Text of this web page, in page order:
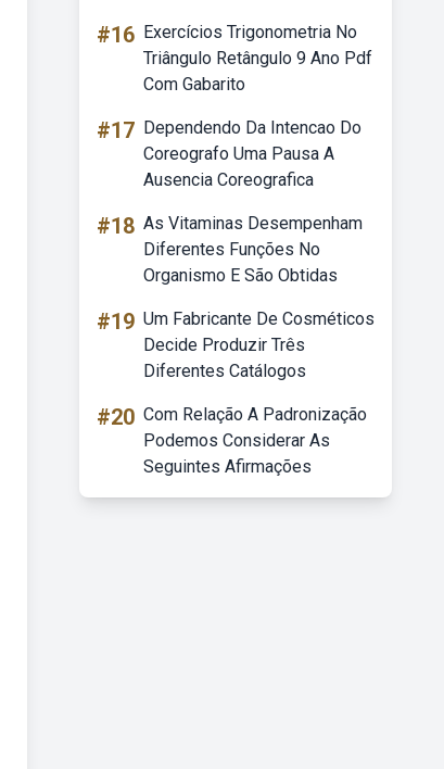
#16 Exercícios Trigonometria No
Triângulo Retângulo 9 Ano Pdf
Com Gabarito
#17 Dependendo Da Intencao Do
Coreografo Uma Pausa A
Ausencia Coreografica
#18 As Vitaminas Desempenham
Diferentes Funções No
Organismo E São Obtidas
#19 Um Fabricante De Cosméticos
Decide Produzir Três
Diferentes Catálogos
#20 Com Relação A Padronização
Podemos Considerar As
Seguintes Afirmações